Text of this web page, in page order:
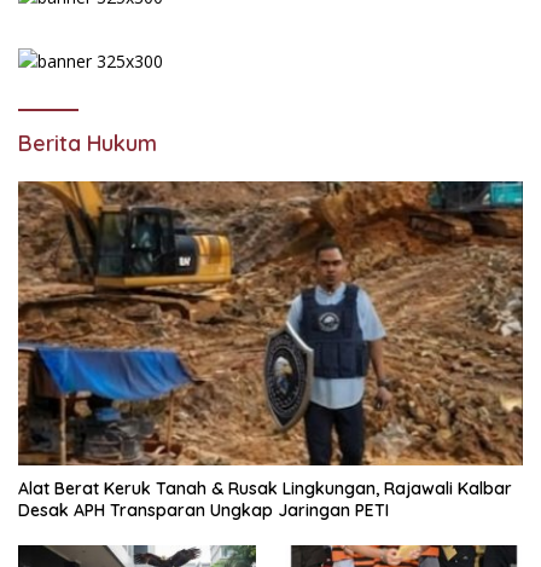
Berita Hukum
Alat Berat Keruk Tanah & Rusak Lingkungan, Rajawali Kalbar
Desak APH Transparan Ungkap Jaringan PETI